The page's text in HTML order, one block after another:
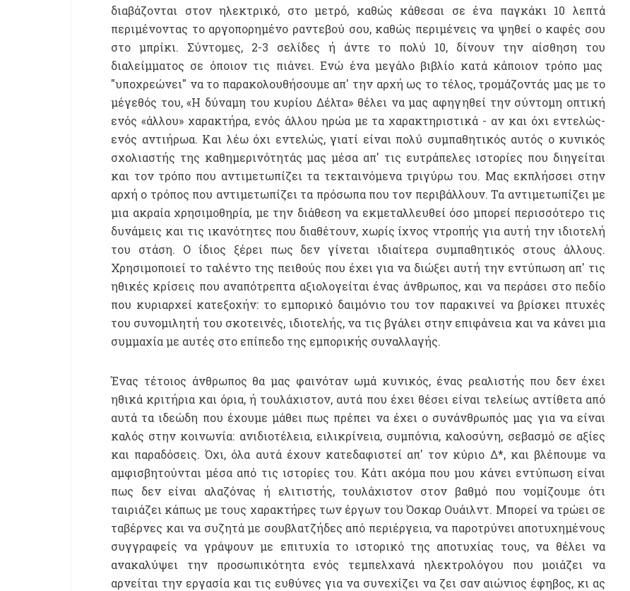
διαβάζονται στον ηλεκτρικό, στο μετρό, καθώς κάθεσαι σε ένα παγκάκι 10 λεπτά
περιμένοντας το αργοπορημένο ραντεβού σου, καθώς περιμένεις να ψηθεί ο καφές σου
στο μπρίκι. Σύντομες, 2-3 σελίδες ή άντε το πολύ 10, δίνουν την αίσθηση του
διαλείμματος σε όποιον τις πιάνει. Ενώ ένα μεγάλο βιβλίο κατά κάποιον τρόπο μας
"υποχρεώνει" να το παρακολουθήσουμε απ' την αρχή ως το τέλος, τρομάζοντάς μας με το
μέγεθός του, «Η δύναμη του κυρίου Δέλτα» θέλει να μας αφηγηθεί την σύντομη οπτική
ενός «άλλου» χαρακτήρα, ενός άλλου ηρώα με τα χαρακτηριστικά - αν και όχι εντελώς-
ενός αντιήρωα. Και λέω όχι εντελώς, γιατί είναι πολύ συμπαθητικός αυτός ο κυνικός
σχολιαστής της καθημερινότητάς μας μέσα απ' τις ευτράπελες ιστορίες που διηγείται
και τον τρόπο που αντιμετωπίζει τα τεκταινόμενα τριγύρω του. Μας εκπλήσσει στην
αρχή ο τρόπος που αντιμετωπίζει τα πρόσωπα που τον περιβάλλουν. Τα αντιμετωπίζει με
μια ακραία χρησιμοθηρία, με την διάθεση να εκμεταλλευθεί όσο μπορεί περισσότερο τις
δυνάμεις και τις ικανότητες που διαθέτουν, χωρίς ίχνος ντροπής για αυτή την ιδιοτελή
του στάση. Ο ίδιος ξέρει πως δεν γίνεται ιδιαίτερα συμπαθητικός στους άλλους.
Χρησιμοποιεί το ταλέντο της πειθούς που έχει για να διώξει αυτή την εντύπωση απ' τις
ηθικές κρίσεις που αναπότρεπτα αξιολογείται ένας άνθρωπος, και να περάσει στο πεδίο
που κυριαρχεί κατεξοχήν: το εμπορικό δαιμόνιο του τον παρακινεί να βρίσκει πτυχές
του συνομιλητή του σκοτεινές, ιδιοτελής, να τις βγάλει στην επιφάνεια και να κάνει μια
συμμαχία με αυτές στο επίπεδο της εμπορικής συναλλαγής.
Ένας τέτοιος άνθρωπος θα μας φαινόταν ωμά κυνικός, ένας ρεαλιστής που δεν έχει
ηθικά κριτήρια και όρια, ή τουλάχιστον, αυτά που έχει θέσει είναι τελείως αντίθετα από
αυτά τα ιδεώδη που έχουμε μάθει πως πρέπει να έχει ο συνάνθρωπός μας για να είναι
καλός στην κοινωνία: ανιδιοτέλεια, ειλικρίνεια, συμπόνια, καλοσύνη, σεβασμό σε αξίες
και παραδόσεις. Όχι, όλα αυτά έχουν κατεδαφιστεί απ' τον κύριο Δ*, και βλέπουμε να
αμφισβητούνται μέσα από τις ιστορίες του. Κάτι ακόμα που μου κάνει εντύπωση είναι
πως δεν είναι αλαζόνας ή ελιτιστής, τουλάχιστον στον βαθμό που νομίζουμε ότι
ταιριάζει κάπως με τους χαρακτήρες των έργων του Όσκαρ Ουάιλντ. Μπορεί να τρώει σε
ταβέρνες και να συζητά με σουβλατζήδες από περιέργεια, να παροτρύνει αποτυχημένους
συγγραφείς να γράψουν με επιτυχία το ιστορικό της αποτυχίας τους, να θέλει να
ανακαλύψει την προσωπικότητα ενός τεμπελχανά ηλεκτρολόγου που μοιάζει να
αρνείται την εργασία και τις ευθύνες για να συνεχίζει να ζει σαν αιώνιος έφηβος, κι ας